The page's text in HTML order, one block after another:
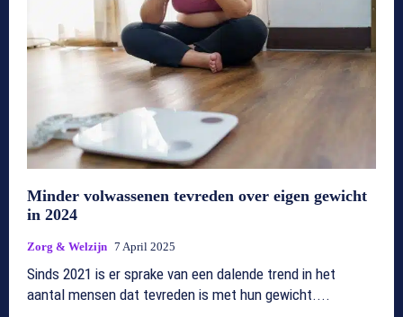
Minder volwassenen tevreden over eigen gewicht
in 2024
Zorg & Welzijn 7 April 2025
Sinds 2021 is er sprake van een dalende trend in het
aantal mensen dat tevreden is met hun gewicht....